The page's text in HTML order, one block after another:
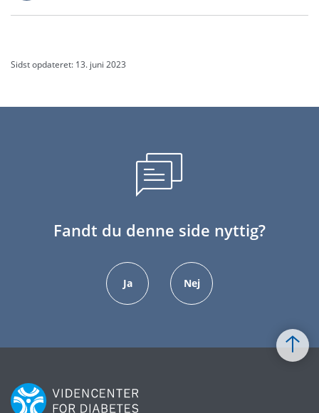
Sidst opdateret: 13. juni 2023
Fandt du denne side nyttig?
Ja Nej